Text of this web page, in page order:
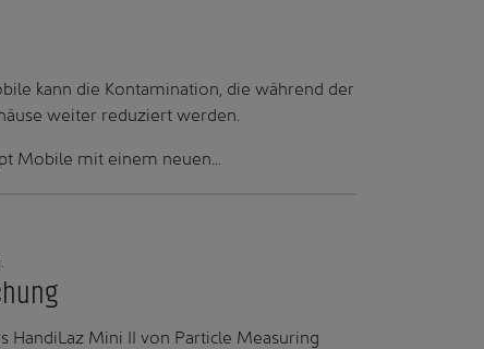
kann die Kontamination, die während der
weiter reduziert werden.
Mobile mit einem neuen…
HandiLaz Mini II von Particle Measuring